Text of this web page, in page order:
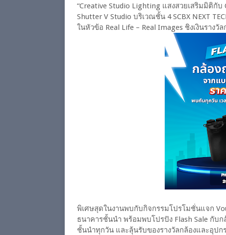
“Creative Studio Lighting แสงสวยเสริมมิติกั
Shutter V Studio บริเวณชั้น 4 SCBX NEXT
ในหัวข้อ Real Life – Real Images ชิงเงินราง
พิเศษสุดในงานพบกับกิจกรรมโปรโมชั่นแจก
ธนาคารชั้นนำ พร้อมพบโปรปัง Flash Sale กั
ชั้นนำทุกวัน และลุ้นรับของรางวัลกล้องและอุป